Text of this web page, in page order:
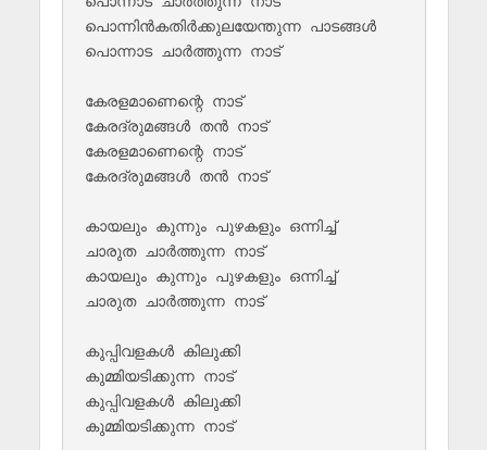
പൊന്നിൻകതിർക്കുലയേന്തുന്ന പാടങ്ങൾ
പൊന്നാട ചാർത്തുന്ന നാട്
കേരളമാണെന്റെ നാട്
കേരദ്രുമങ്ങൾ തൻ നാട്
കേരളമാണെന്റെ നാട്
കേരദ്രുമങ്ങൾ തൻ നാട്
കായലും കുന്നും പുഴകളും ഒന്നിച്ച്
ചാരുത ചാർത്തുന്ന നാട്
കായലും കുന്നും പുഴകളും ഒന്നിച്ച്
ചാരുത ചാർത്തുന്ന നാട്
കുപ്പിവളകൾ കിലുക്കി
കുമ്മിയടിക്കുന്ന നാട്
കുപ്പിവളകൾ കിലുക്കി
കുമ്മിയടിക്കുന്ന നാട്